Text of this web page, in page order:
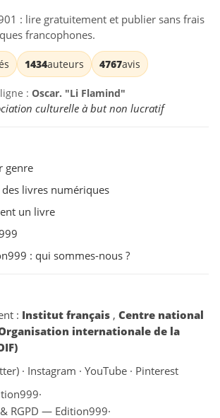
: lire gratuitement et publier sans frais
francophones.
1434auteurs 4767avis
: Oscar. "Li Flamind"
culturelle à but non lucratif
genre
livres numériques
un livre
: qui sommes-nous ?
: Institut français , Centre national
internationale de la
· Instagram · YouTube · Pinterest
·
RGPD — Edition999·